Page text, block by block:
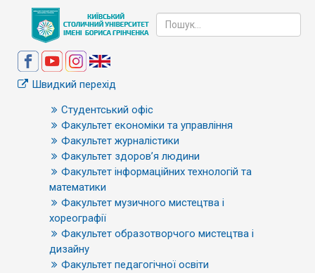
Швидкий перехід
Студентський офіс
Факультет економіки та управління
Факультет журналістики
Факультет здоров’я людини
Факультет інформаційних технологій та
математики
Факультет музичного мистецтва і
хореографії
Факультет образотворчого мистецтва і
дизайну
Факультет педагогічної освіти